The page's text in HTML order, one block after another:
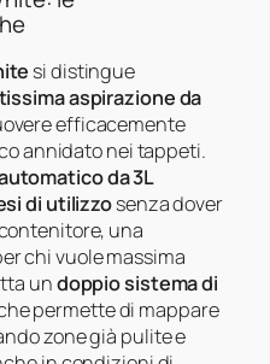
si distingue
aspirazione da
efficacemente
annidato nei tappeti.
da 3L
di utilizzosenza dover
una
chi vuole massima
undoppio sistema di
permette di mappare
zone già pulite e